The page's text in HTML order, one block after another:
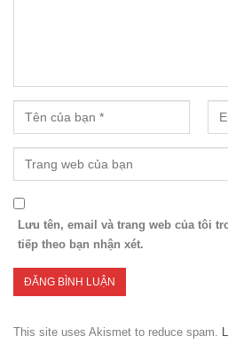
Lưu tên, email và trang web của tôi
tiếp theo bạn nhận xét.
This site uses Akismet to reduce spam.